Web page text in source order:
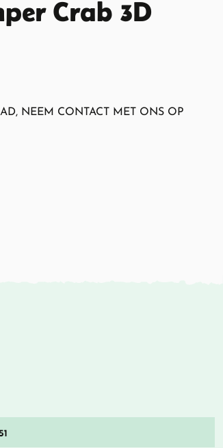
Crab 3D
NEEM CONTACT MET ONS OP